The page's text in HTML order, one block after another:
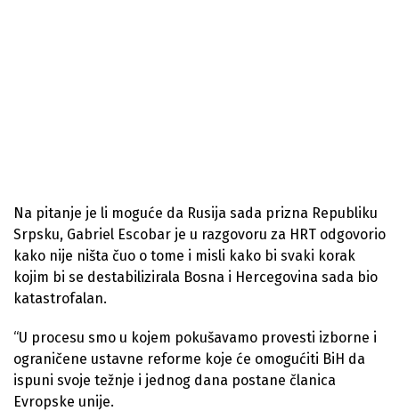
Na pitanje je li moguće da Rusija sada prizna Republiku
Srpsku, Gabriel Escobar je u razgovoru za HRT odgovorio
kako nije ništa čuo o tome i misli kako bi svaki korak
kojim bi se destabilizirala Bosna i Hercegovina sada bio
katastrofalan.
“U procesu smo u kojem pokušavamo provesti izborne i
ograničene ustavne reforme koje će omogućiti BiH da
ispuni svoje težnje i jednog dana postane članica
Evropske unije.